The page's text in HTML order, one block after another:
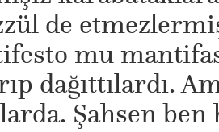
de
mu
dağıttılardı.
Şahsen ben